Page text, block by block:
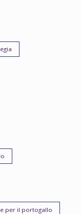
per il portogallo